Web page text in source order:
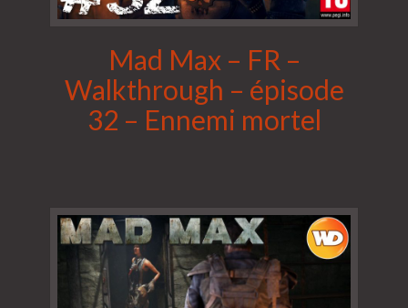
Mad Max – FR –
Walkthrough – épisode
32 – Ennemi mortel